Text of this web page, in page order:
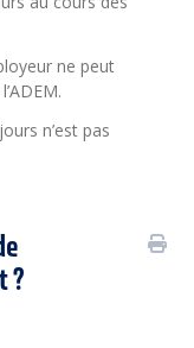
ne peut
n’est pas
?